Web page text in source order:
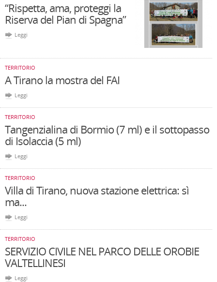
“Rispetta, ama, proteggi la
Riserva del Pian di Spagna”
Leggi
TERRITORIO
A Tirano la mostra del FAI
Leggi
TERRITORIO
Tangenzialina di Bormio (7 ml) e il sottopasso
di Isolaccia (5 ml)
Leggi
TERRITORIO
Villa di Tirano, nuova stazione elettrica: sì
ma...
Leggi
TERRITORIO
SERVIZIO CIVILE NEL PARCO DELLE OROBIE
VALTELLINESI
Leggi